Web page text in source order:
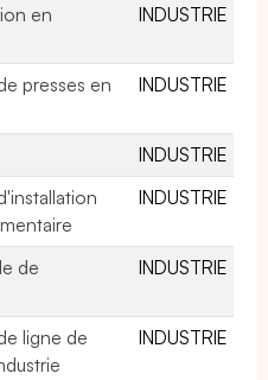
en
INDUSTRIE
presses en
INDUSTRIE
INDUSTRIE
INDUSTRIE
de
INDUSTRIE
ligne de
INDUSTRIE